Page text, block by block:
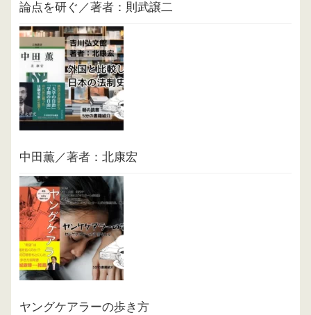
論点を研ぐ／著者：則武譲二
中田薫／著者：北康宏
ヤングケアラーの歩き方